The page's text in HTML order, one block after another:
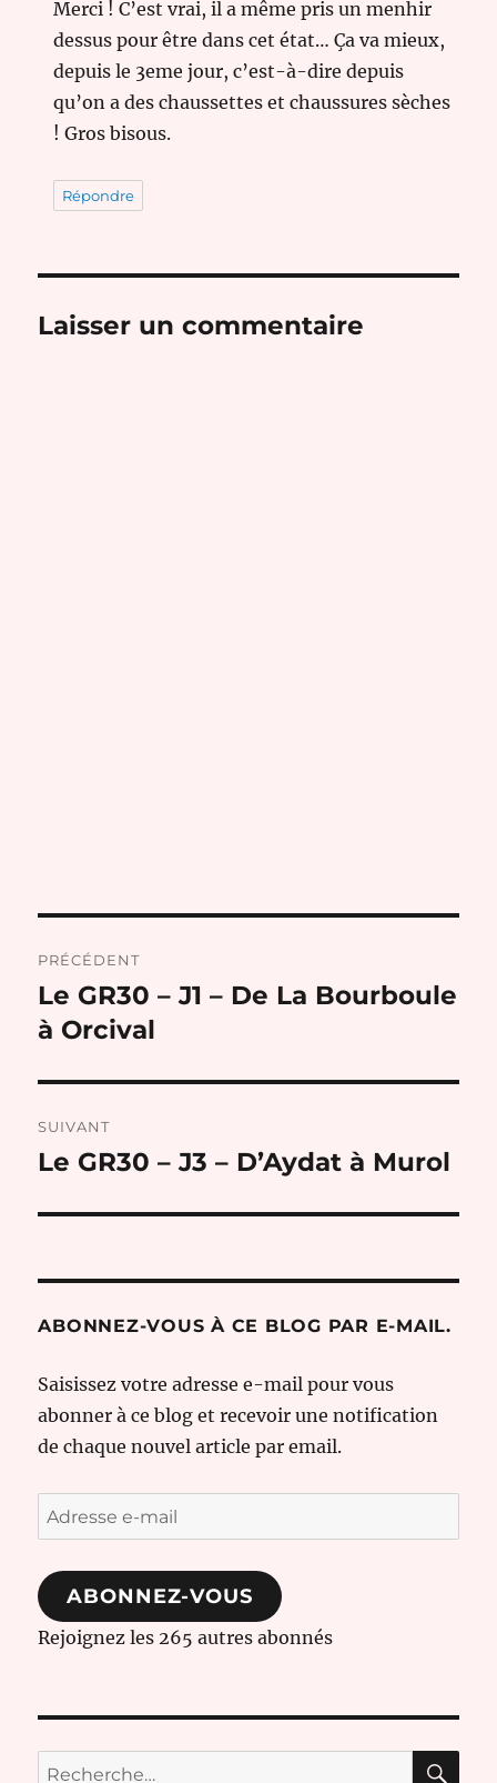
Merci ! C’est vrai, il a même pris un menhir
dessus pour être dans cet état… Ça va mieux,
depuis le 3eme jour, c’est-à-dire depuis
qu’on a des chaussettes et chaussures sèches
! Gros bisous.
Répondre
Laisser un commentaire
de
l’article
PRÉCÉDENT
Publication
précédente :
Le GR30 – J1 – De La Bourboule
à Orcival
SUIVANT
Publication
Le GR30 – J3 – D’Aydat à Murol
ABONNEZ-VOUS À CE BLOG PAR E-MAIL.
Saisissez votre adresse e-mail pour vous
abonner à ce blog et recevoir une notification
de chaque nouvel article par email.
Adresse
e-
mail
ABONNEZ-VOUS
Rejoignez les 265 autres abonnés
Recherche